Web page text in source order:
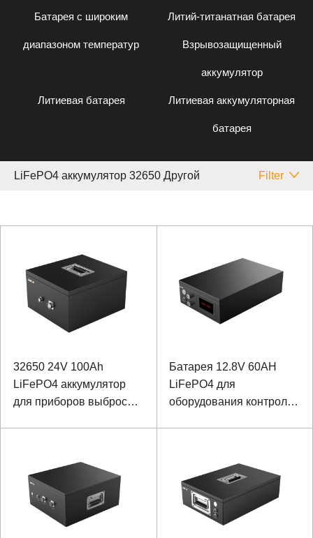
Батарея с широким
диапазоном температур
Литий-титанатная батарея
Взрывозащищенный
аккумулятор
Литиевая батарея Литиевая аккумуляторная
батарея
LiFePO4 аккумулятор 32650 Другой Filter
32650 24V 100Ah
LiFePO4 аккумулятор
для приборов выброса
Батарея 12.8V 60AH
LiFePO4 для
оборудования контроля